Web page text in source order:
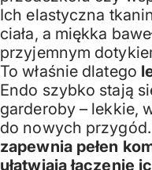
Ich elastyczna
ciała, a miękka
przyjemnym
To właśnie dlatego
Endo szybko stają
garderoby – lekkie,
do nowych przygód.
zapewnia pełen
ułatwiają łączenie